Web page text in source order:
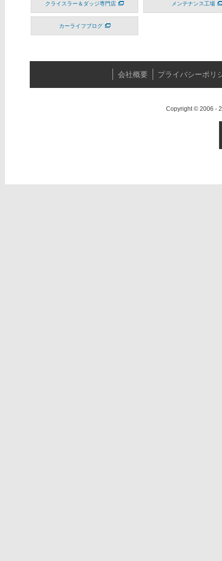
クライスラー＆ダッジ専門店 メンテナンス工場
カーライフブログ
会社概要 プライバシーポリ
Copyright © 2006 -